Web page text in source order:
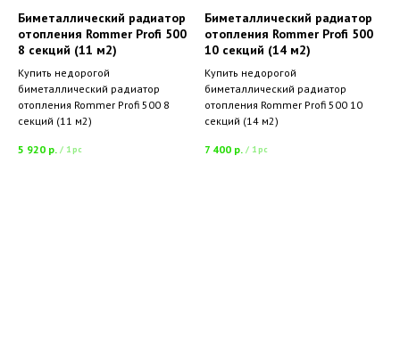
Биметаллический радиатор
отопления Rommer Profi 500
8 секций (11 м2)
Купить недорогой
биметаллический радиатор
отопления Rommer Profi 500 8
секций (11 м2)
5 920 р. / 1 pc
Биметаллический радиатор
отопления Rommer Profi 500
10 секций (14 м2)
Купить недорогой
биметаллический радиатор
отопления Rommer Profi 500 10
секций (14 м2)
7 400 р. / 1 pc